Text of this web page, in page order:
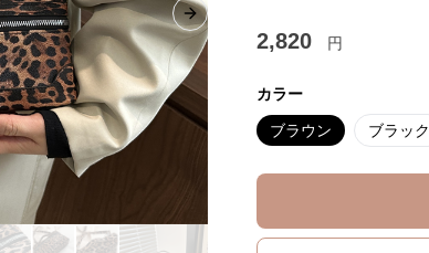
Next slide
2,820 円
カラー
ブラウン ブラック